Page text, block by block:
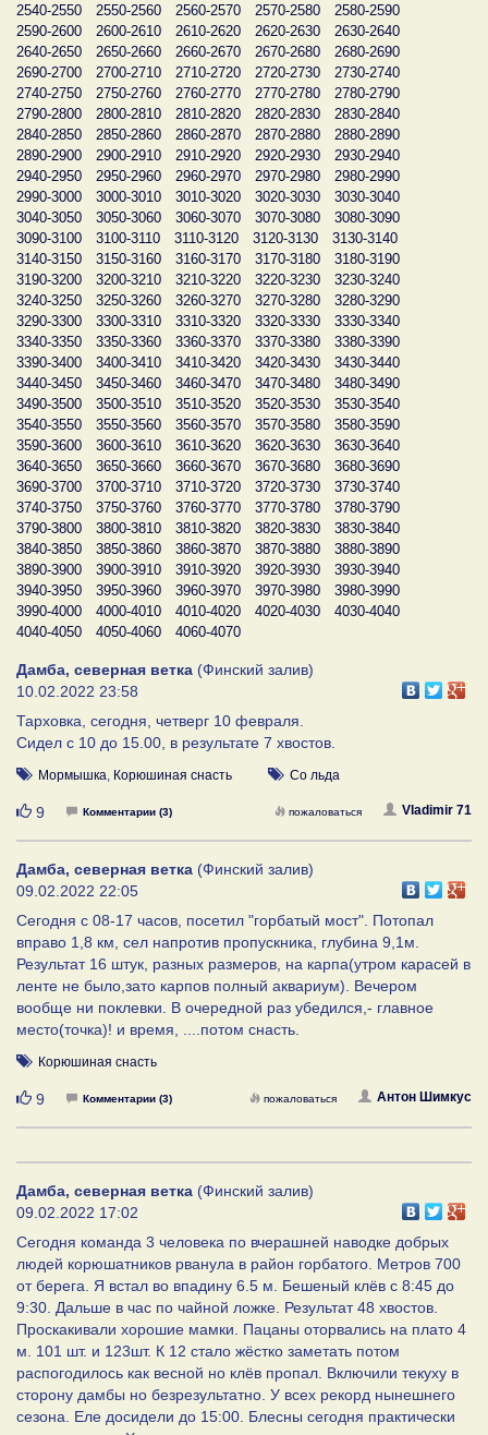
2540-2550
2550-2560 2560-2570 2570-2580
2580-2590
2590-2600
2600-2610 2610-2620 2620-2630
2630-2640
2640-2650
2650-2660 2660-2670 2670-2680
2680-2690
2690-2700
2700-2710 2710-2720 2720-2730
2730-2740
2740-2750
2750-2760 2760-2770 2770-2780
2780-2790
2790-2800
2800-2810 2810-2820 2820-2830
2830-2840
2840-2850
2850-2860 2860-2870 2870-2880
2880-2890
2890-2900
2900-2910 2910-2920 2920-2930
2930-2940
2940-2950
2950-2960 2960-2970 2970-2980
2980-2990
2990-3000
3000-3010 3010-3020 3020-3030
3030-3040
3040-3050
3050-3060 3060-3070 3070-3080
3080-3090
3090-3100
3100-3110 3110-3120 3120-3130
3130-3140
3140-3150
3150-3160 3160-3170 3170-3180
3180-3190
3190-3200
3200-3210 3210-3220 3220-3230
3230-3240
3240-3250
3250-3260 3260-3270 3270-3280
3280-3290
3290-3300
3300-3310 3310-3320 3320-3330
3330-3340
3340-3350
3350-3360 3360-3370 3370-3380
3380-3390
3390-3400
3400-3410 3410-3420 3420-3430
3430-3440
3440-3450
3450-3460 3460-3470 3470-3480
3480-3490
3490-3500
3500-3510 3510-3520 3520-3530
3530-3540
3540-3550
3550-3560 3560-3570 3570-3580
3580-3590
3590-3600
3600-3610 3610-3620 3620-3630
3630-3640
3640-3650
3650-3660 3660-3670 3670-3680
3680-3690
3690-3700
3700-3710 3710-3720 3720-3730
3730-3740
3740-3750
3750-3760 3760-3770 3770-3780
3780-3790
3790-3800
3800-3810 3810-3820 3820-3830
3830-3840
3840-3850
3850-3860 3860-3870 3870-3880
3880-3890
3890-3900
3900-3910 3910-3920 3920-3930
3930-3940
3940-3950
3950-3960 3960-3970 3970-3980
3980-3990
3990-4000
4000-4010 4010-4020 4020-4030
4030-4040
4040-4050
4050-4060 4060-4070
Дамба, северная ветка (Финский залив)
10.02.2022 23:58
Тарховка, сегодня, четверг 10 февраля.
Сидел с 10 до 15.00, в результате 7 хвостов.
Мормышка Корюшиная снасть Со льда
Нравится
9 Комментарии (3) Vladimir 71
пожаловаться
Дамба, северная ветка (Финский залив)
09.02.2022 22:05
Сегодня с 08-17 часов, посетил "горбатый мост". Потопал
вправо 1,8 км, сел напротив пропускника, глубина 9,1м.
Результат 16 штук, разных размеров, на карпа(утром карасей в
ленте не было,зато карпов полный аквариум). Вечером
вообще ни поклевки. В очередной раз убедился,- главное
место(точка)! и время, ....потом снасть.
Корюшиная снасть
Нравится
9 Комментарии (3) Антон Шимкус
пожаловаться
Дамба, северная ветка (Финский залив)
09.02.2022 17:02
Сегодня команда 3 человека по вчерашней наводке добрых
людей корюшатников рванула в район горбатого. Метров 700
от берега. Я встал во впадину 6.5 м. Бешеный клёв с 8:45 до
9:30. Дальше в час по чайной ложке. Результат 48 хвостов.
Проскакивали хорошие мамки. Пацаны оторвались на плато 4
м. 101 шт. и 123шт. К 12 стало жёстко заметать потом
распогодилось как весной но клёв пропал. Включили текуху в
сторону дамбы но безрезультатно. У всех рекорд нынешнего
сезона. Еле досидели до 15:00. Блесны сегодня практически